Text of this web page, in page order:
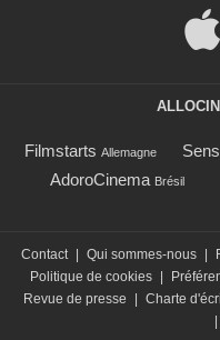
Filmstarts Allemagne
AdoroCinema Brésil
Contact | Qui sommes-nous |
Politique de cookies |
Revue de presse
| Charte
|